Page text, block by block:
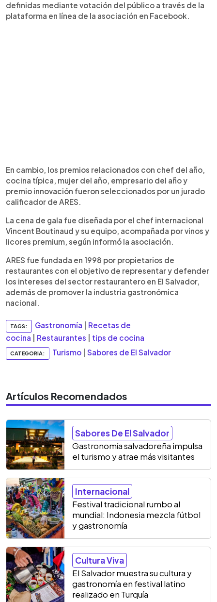
definidas mediante votación del público a través de la
plataforma en línea de la asociación en Facebook.
En cambio, los premios relacionados con chef del año,
cocina típica, mujer del año, empresario del año y
premio innovación fueron seleccionados por un jurado
calificador de ARES.
La cena de gala fue diseñada por el chef internacional
Vincent Boutinaud y su equipo, acompañada por vinos y
licores premium, según informó la asociación.
ARES fue fundada en 1998 por propietarios de
restaurantes con el objetivo de representar y defender
los intereses del sector restaurantero en El Salvador,
además de promover la industria gastronómica
nacional.
TAGS: Gastronomía
Recetas de
cocina
Restaurantes tips de cocina
CATEGORIA: Turismo Sabores de El Salvador
Artículos Recomendados
Sabores De El Salvador
Gastronomía salvadoreña impulsa
el turismo y atrae más visitantes
Internacional
Festival tradicional rumbo al
mundial: Indonesia mezcla fútbol
y gastronomía
Cultura Viva
El Salvador muestra su cultura y
gastronomía en festival latino
realizado en Turquía